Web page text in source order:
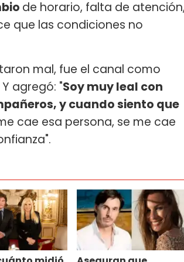
de horario, falta de
que las condiciones no
mal, fue el canal como
agregó: "Soy muy leal con
y cuando siento que
cae esa persona, se me cae